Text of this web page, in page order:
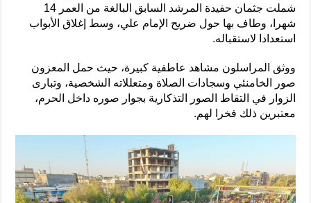
شملت جثمان حفيدة المرشد السابق البالغة من العمر 14
شهرا، وطاف بها حول ضريح الإمام علي، وسط إغلاق الأبواب
استعدادا لاستقباله.
ووثق المراسلون مشاهد عاطفية كبيرة، حيث حمل المعزون
صور الخامنئي وسجادات الصلاة ومتعللاته الشخصية، وتبارى
الزوار في التقاط الصور التذكارية بجوار صوره داخل الحرم،
معتبرين ذلك فخرا لهم.